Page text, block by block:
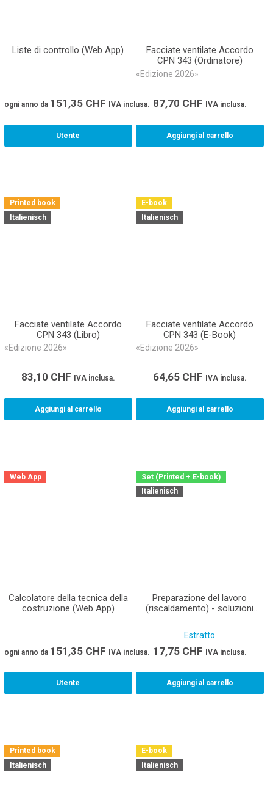
Liste di controllo (Web App)
ogni anno da 151,35 CHF IVA inclusa.
Utente
Facciate ventilate Accordo
CPN 343 (Ordinatore)
«Edizione 2026»
87,70 CHF IVA inclusa.
Aggiungi al carrello
Printed book
Italienisch
Facciate ventilate Accordo
CPN 343 (Libro)
«Edizione 2026»
83,10 CHF IVA inclusa.
Aggiungi al carrello
E-book
Italienisch
Facciate ventilate Accordo
CPN 343 (E-Book)
«Edizione 2026»
64,65 CHF IVA inclusa.
Aggiungi al carrello
Web App
Calcolatore della tecnica della
costruzione (Web App)
ogni anno da 151,35 CHF IVA inclusa.
Utente
Set (Printed + E-book)
Italienisch
Preparazione del lavoro
(riscaldamento) - soluzioni
installatori di riscaldamenti
stampata incluso E-Book
Estratto
17,75 CHF IVA inclusa.
Aggiungi al carrello
Printed book
Italienisch
E-book
Italienisch